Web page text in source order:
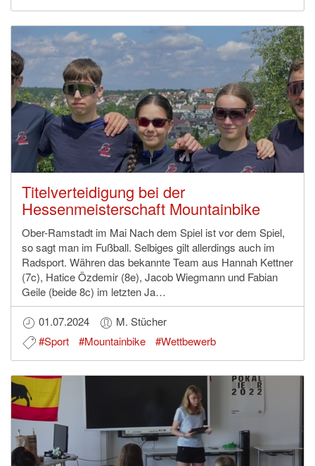
Titelverteidigung bei der
Hessenmeisterschaft Mountainbike
Ober-Ramstadt im Mai Nach dem Spiel ist vor dem Spiel,
so sagt man im Fußball. Selbiges gilt allerdings auch im
Radsport. Währen das bekannte Team aus Hannah Kettner
(7c), Hatice Özdemir (8e), Jacob Wiegmann und Fabian
Geile (beide 8c) im letzten Ja…
01.07.2024
M. Stücher
#Sport
#Mountainbike #Wettbewerb